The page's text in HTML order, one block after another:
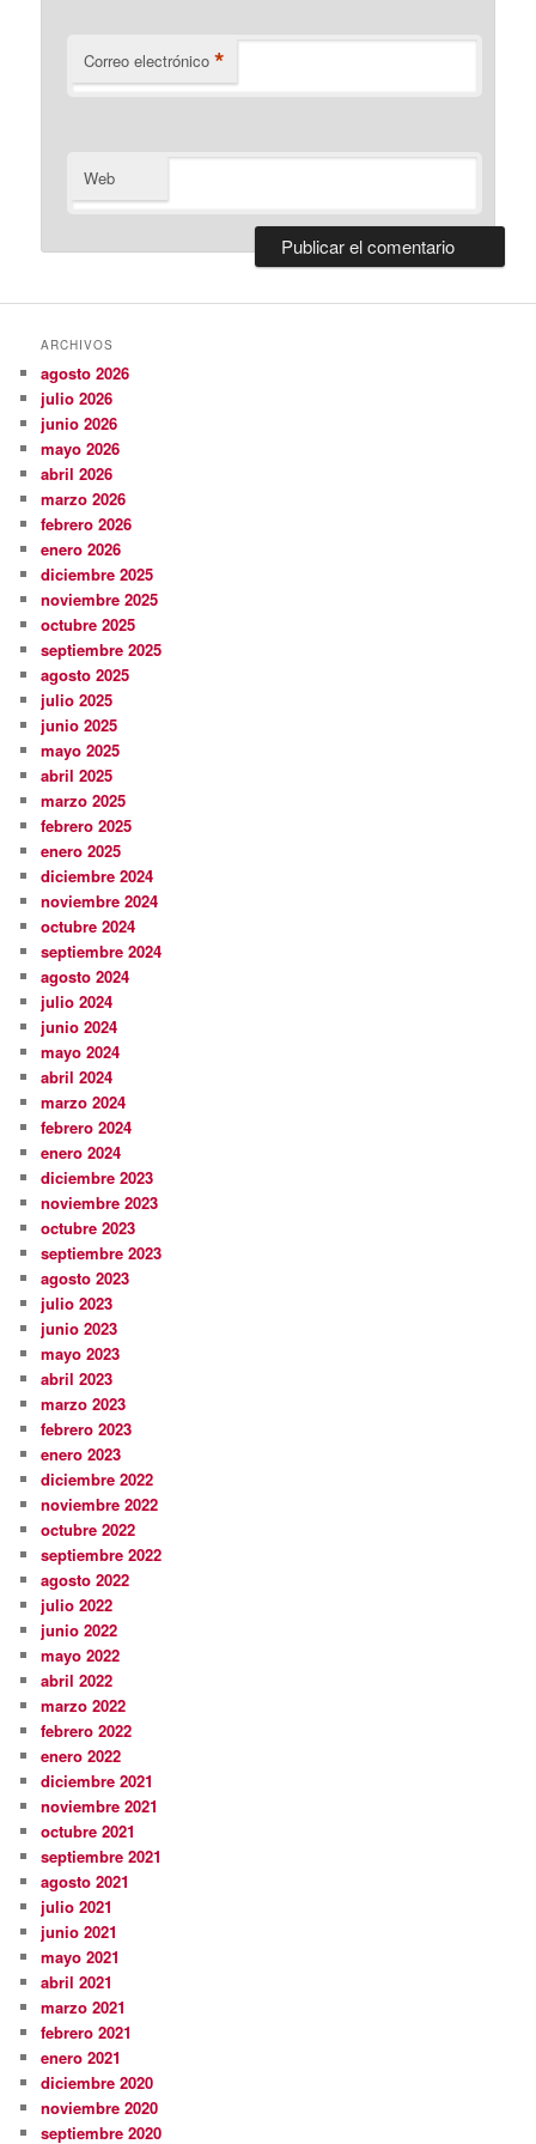
Correo electrónico *
Web
ARCHIVOS
agosto 2026
julio 2026
junio 2026
mayo 2026
abril 2026
marzo 2026
febrero 2026
enero 2026
diciembre 2025
noviembre 2025
octubre 2025
septiembre 2025
agosto 2025
julio 2025
junio 2025
mayo 2025
abril 2025
marzo 2025
febrero 2025
enero 2025
diciembre 2024
noviembre 2024
octubre 2024
septiembre 2024
agosto 2024
julio 2024
junio 2024
mayo 2024
abril 2024
marzo 2024
febrero 2024
enero 2024
diciembre 2023
noviembre 2023
octubre 2023
septiembre 2023
agosto 2023
julio 2023
junio 2023
mayo 2023
abril 2023
marzo 2023
febrero 2023
enero 2023
diciembre 2022
noviembre 2022
octubre 2022
septiembre 2022
agosto 2022
julio 2022
junio 2022
mayo 2022
abril 2022
marzo 2022
febrero 2022
enero 2022
diciembre 2021
noviembre 2021
octubre 2021
septiembre 2021
agosto 2021
julio 2021
junio 2021
mayo 2021
abril 2021
marzo 2021
febrero 2021
enero 2021
diciembre 2020
noviembre 2020
septiembre 2020